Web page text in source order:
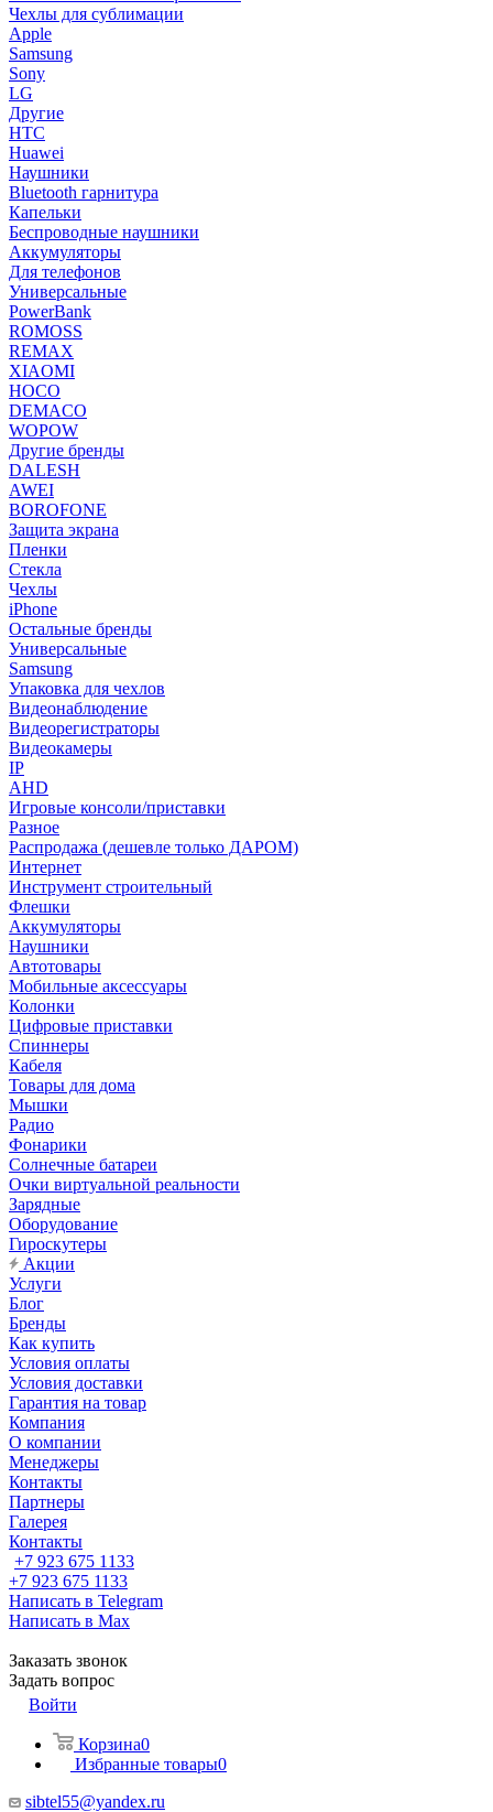
Чехлы для сублимации
Apple
Samsung
Sony
LG
Другие
HTC
Huawei
Наушники
Bluetooth гарнитура
Капельки
Беспроводные наушники
Аккумуляторы
Для телефонов
Универсальные
PowerBank
ROMOSS
REMAX
XIAOMI
HOCO
DEMACO
WOPOW
Другие бренды
DALESH
AWEI
BOROFONE
Защита экрана
Пленки
Стекла
Чехлы
iPhone
Остальные бренды
Универсальные
Samsung
Упаковка для чехлов
Видеонаблюдение
Видеорегистраторы
Видеокамеры
IP
AHD
Игровые консоли/приставки
Разное
Распродажа (дешевле только ДАРОМ)
Интернет
Инструмент строительный
Флешки
Аккумуляторы
Наушники
Автотовары
Мобильные аксессуары
Колонки
Цифровые приставки
Спиннеры
Кабеля
Товары для дома
Мышки
Радио
Фонарики
Солнечные батареи
Очки виртуальной реальности
Зарядные
Оборудование
Гироскутеры
Акции
Услуги
Блог
Бренды
Как купить
Условия оплаты
Условия доставки
Гарантия на товар
Компания
О компании
Менеджеры
Контакты
Партнеры
Галерея
Контакты
+7 923 675 1133
+7 923 675 1133
Написать в Telegram
Написать в Max
Заказать звонок
Задать вопрос
Войти
Корзина0
Избранные товары0
sibtel55@yandex.ru